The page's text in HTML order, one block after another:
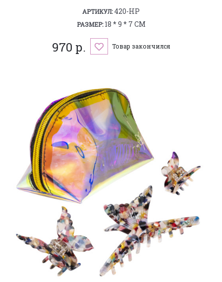
АРТИКУЛ:420-HP
РАЗМЕР:18 * 9 * 7 СМ
970 р. Товар закончился